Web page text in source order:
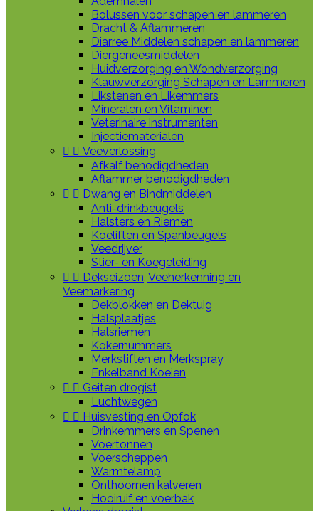
Bolussen voor schapen en lammeren
Dracht & Aflammeren
Diarree Middelen schapen en lammeren
Diergeneesmiddelen
Huidverzorging en Wondverzorging
Klauwverzorging Schapen en Lammeren
Likstenen en Likemmers
Mineralen en Vitaminen
Veterinaire instrumenten
Injectiematerialen
  Veeverlossing
Afkalf benodigdheden
Aflammer benodigdheden
  Dwang en Bindmiddelen
Anti-drinkbeugels
Halsters en Riemen
Koeliften en Spanbeugels
Veedrijver
Stier- en Koegeleiding
  Dekseizoen, Veeherkenning en
Veemarkering
Dekblokken en Dektuig
Halsplaatjes
Halsriemen
Kokernummers
Merkstiften en Merkspray
Enkelband Koeien
  Geiten drogist
Luchtwegen
  Huisvesting en Opfok
Drinkemmers en Spenen
Voertonnen
Voerscheppen
Warmtelamp
Onthoornen kalveren
Hooiruif en voerbak